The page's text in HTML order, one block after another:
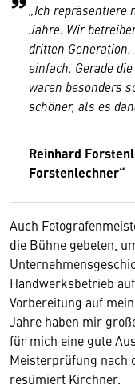
„Ich
Jahre. Wir
dritten
einfach. Gerade
waren besonders
schöner, als es
Reinhard
Forstenlechner“
Auch
die Bühne gebeten,
Handwerksbetrieb
Vorbereitung auf
Jahre haben mir
für mich eine gute
Meisterprüfung nach
resümiert Kirchner.